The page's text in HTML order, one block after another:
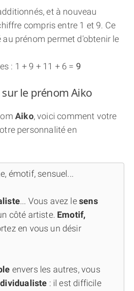
et à nouveau
compris entre 1 et 9. Ce
prénom permet d'obtenir le
: 1 + 9 + 11 + 6 = 9
le prénom Aiko
Aiko, voici comment votre
personnalité en
émotif, sensuel...
... Vous avez lesens
côté artiste. Emotif,
en vous un désir
envers les autres, vous
: il est difficile